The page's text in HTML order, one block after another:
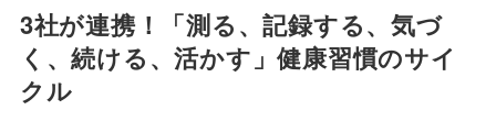
3社が連携！「測る、記録する、気づ
く、続ける、活かす」健康習慣のサイ
クル